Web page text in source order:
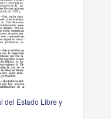
del Estado Libre y